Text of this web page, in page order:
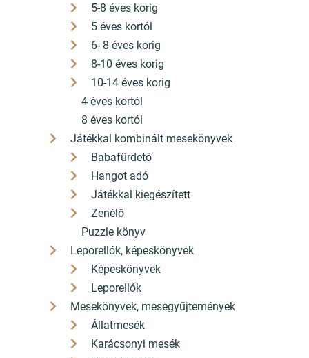
5-8 éves korig
5 éves kortól
6- 8 éves korig
8-10 éves korig
10-14 éves korig
4 éves kortól
8 éves kortól
Játékkal kombinált mesekönyvek
Babafürdető
Hangot adó
Játékkal kiegészített
Zenélő
Puzzle könyv
Leporellók, képeskönyvek
Képeskönyvek
Leporellók
Mesekönyvek, mesegyűjtemények
Állatmesék
Karácsonyi mesék